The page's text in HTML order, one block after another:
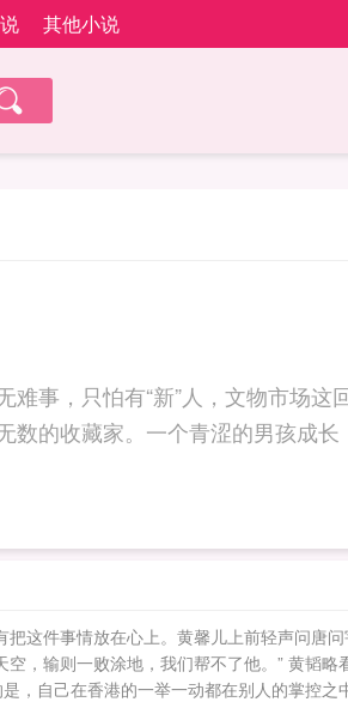
其他小说
事，只怕有“新”人，文物市场这
数的收藏家。一个青涩的男孩成长
这件事情放在心上。黄馨儿上前轻声问唐
，输则一败涂地，我们帮不了他。” 黄韬略
，自己在香港的一举一动都在别人的掌控